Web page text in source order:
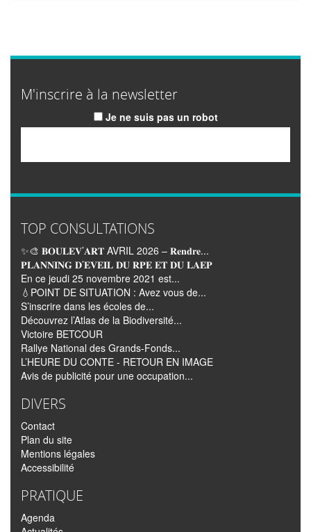
M'inscrire à la newsletter
Je ne suis pas un robot
TOP CONSULTATIONS
✨🎨 𝐁𝐎𝐔𝐋𝐄𝐕’𝐀𝐑𝐓 AVRIL 2026 – 𝐑𝐞𝐧𝐝𝐫𝐞...
𝐏𝐋𝐀𝐍𝐍𝐈𝐍𝐆 𝐃’𝐄𝐕𝐄𝐈𝐋 𝐃𝐔 𝐑𝐏𝐄 𝐄𝐓 𝐃𝐔 𝐋𝐀𝐄𝐏
En ce jeudi 25 novembre 2021 est...
💧POINT DE SITUATION : Avez vous de...
S’inscrire dans les écoles de...
Découvrez l’Atlas de la Biodiversité...
Victoire BETCOUR
Rallye National des Grands-Fonds...
L’HEURE DU CONTE - RETOUR EN IMAGE
Avis de publicité pour une occupation...
DIVERS
Contact
Plan du site
Mentions légales
Accessibilité
PRATIQUE
Agenda